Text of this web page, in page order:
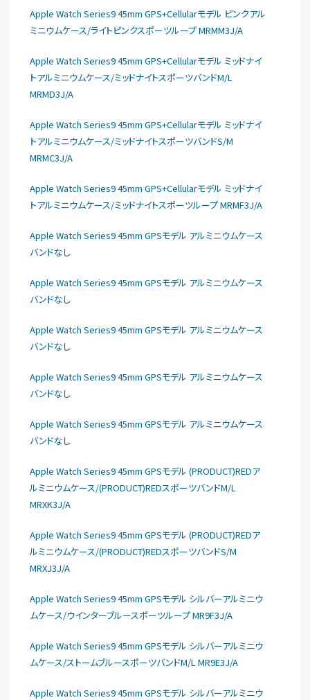
Apple Watch Series9 45mm GPS+Cellularモデル ピンクアル
ミニウムケース/ライトピンクスポーツループ MRMM3J/A
Apple Watch Series9 45mm GPS+Cellularモデル ミッドナイ
トアルミニウムケース/ミッドナイトスポーツバンドM/L
MRMD3J/A
Apple Watch Series9 45mm GPS+Cellularモデル ミッドナイ
トアルミニウムケース/ミッドナイトスポーツバンドS/M
MRMC3J/A
Apple Watch Series9 45mm GPS+Cellularモデル ミッドナイ
トアルミニウムケース/ミッドナイトスポーツループ MRMF3J/A
Apple Watch Series9 45mm GPSモデル アルミニウムケース
バンドなし
Apple Watch Series9 45mm GPSモデル アルミニウムケース
バンドなし
Apple Watch Series9 45mm GPSモデル アルミニウムケース
バンドなし
Apple Watch Series9 45mm GPSモデル アルミニウムケース
バンドなし
Apple Watch Series9 45mm GPSモデル アルミニウムケース
バンドなし
Apple Watch Series9 45mm GPSモデル (PRODUCT)REDア
ルミニウムケース/(PRODUCT)REDスポーツバンドM/L
MRXK3J/A
Apple Watch Series9 45mm GPSモデル (PRODUCT)REDア
ルミニウムケース/(PRODUCT)REDスポーツバンドS/M
MRXJ3J/A
Apple Watch Series9 45mm GPSモデル シルバーアルミニウ
ムケース/ウインターブルースポーツループ MR9F3J/A
Apple Watch Series9 45mm GPSモデル シルバーアルミニウ
ムケース/ストームブルースポーツバンドM/L MR9E3J/A
Apple Watch Series9 45mm GPSモデル シルバーアルミニウ